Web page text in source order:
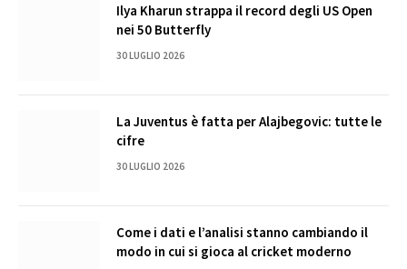
Ilya Kharun strappa il record degli US Open
nei 50 Butterfly
30 LUGLIO 2026
La Juventus è fatta per Alajbegovic: tutte le
cifre
30 LUGLIO 2026
Come i dati e l’analisi stanno cambiando il
modo in cui si gioca al cricket moderno